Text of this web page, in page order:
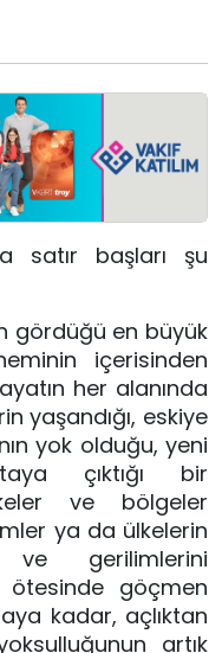
satır başları şu
gördüğü en büyük
içerisinden
her alanında
yaşandığı, eskiye
yok olduğu, yeni
çıktığı bir
ve bölgeler
ya da ülkelerin
gerilimlerini
göçmen
kadar, açlıktan
artık